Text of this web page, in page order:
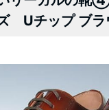
Uチップ ブラ